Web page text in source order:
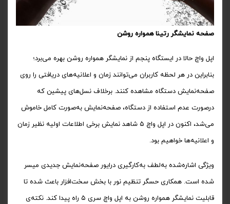
صفحه نمایشگر رتینا همواره روشن
اپل واچ حالا در ایستگاه پنجم از نمایشگر همواره روشن بهره می‌برد؛
بنابراین در هر لحظه کاربران می‌توانند زمان و اعلانیه‌های دریافتی را روی
صفحه‌نمایش دستگاه مشاهده کنند. برخلاف نسل‌های پیشین که
درصورت عدم استفاده از دستگاه، صفحه‌نمایش به‌صورت کامل خاموش
می‌شد، اکنون در اپل واچ ۵ شاهد نمایش برخی اطلاعات اولیه نظیر زمان
و اعلانیه‌ها خواهیم بود.
ویژگی اشاره‌شده به‌لطف به‌کارگیری درایور صفحه‌نمایش جدیدی میسر
شده است. همکاری حسگر تنظیم نور با بخش سخت‌افزار باعث شده تا
قابلیت نمایشگر همواره روشن به اپل واچ سری ۵ راه پیدا کند. نکته‌ی